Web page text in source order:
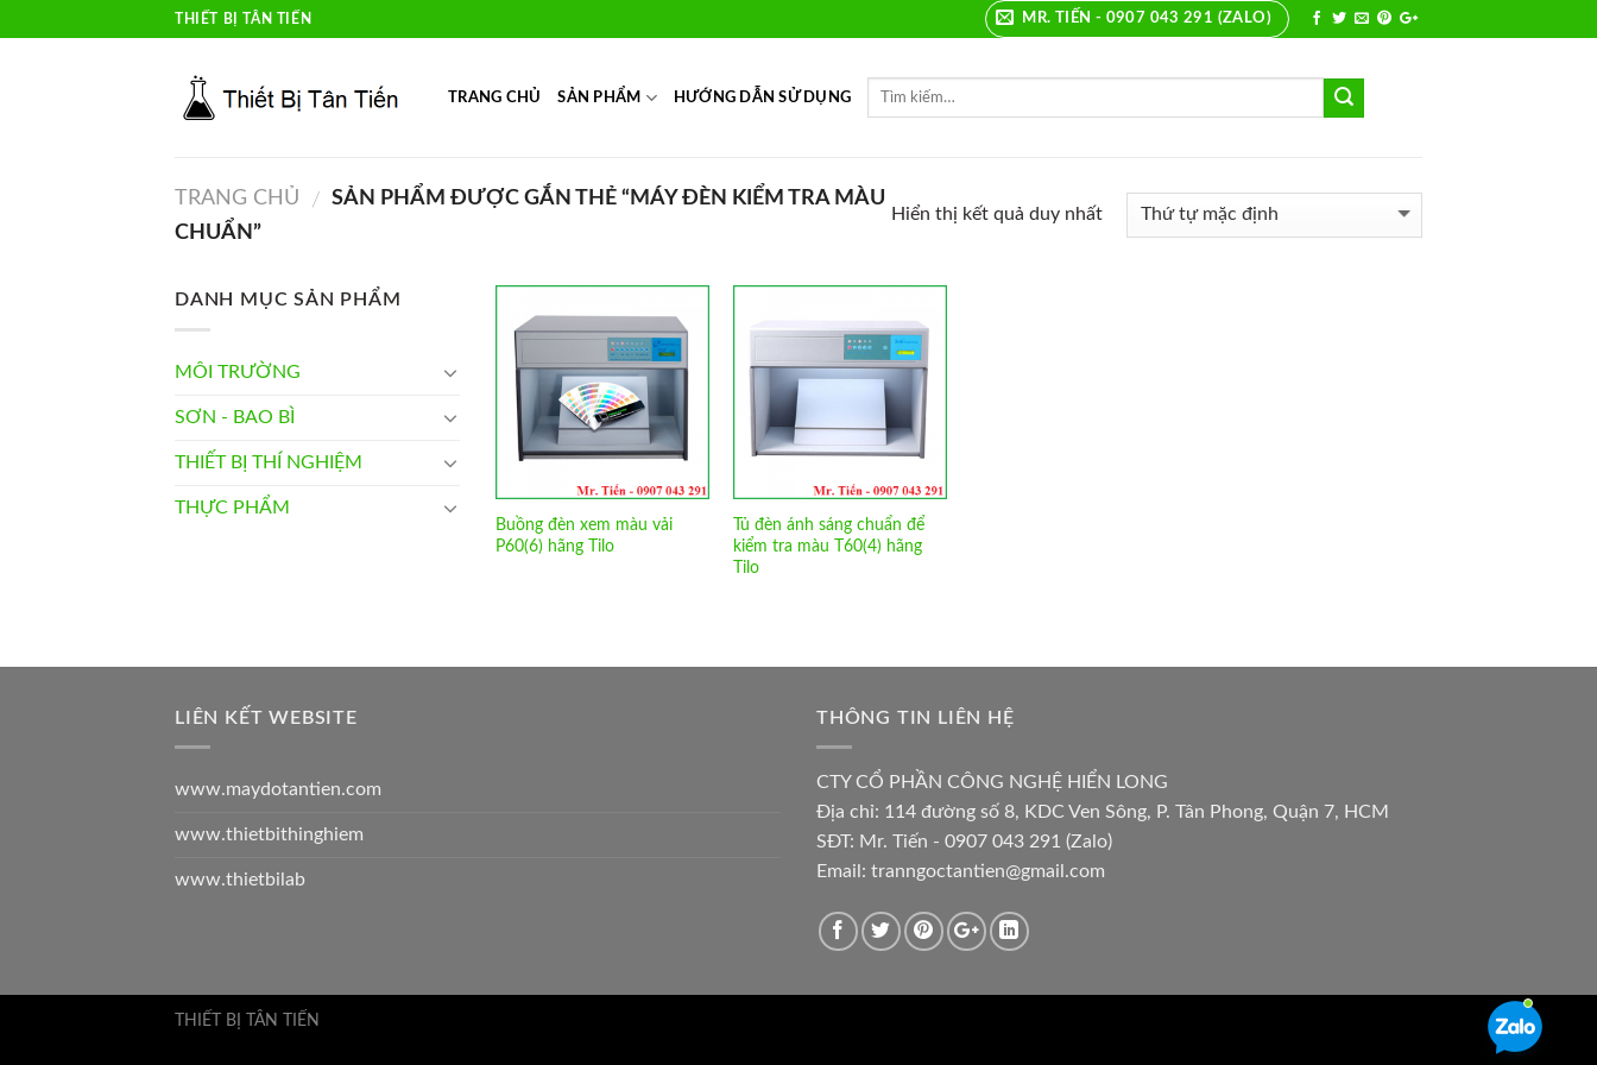
to
THIẾT BỊ TÂN TIẾN MR. TIẾN - 0907 043 291 (ZALO)
TRANG CHỦ SẢN PHẨM HƯỚNG DẪN SỬ DỤNG
TRANG CHỦ / SẢN PHẨM ĐƯỢC GẮN THẺ “MÁY ĐÈN KIỂM TRA MÀU
CHUẨN”
Hiển thị kết quả duy nhất
DANH MỤC SẢN PHẨM
MÔI TRƯỜNG
SƠN - BAO BÌ
THIẾT BỊ THÍ NGHIỆM
THỰC PHẨM
Add to
Wishlist
Buồng đèn xem màu vải
P60(6) hãng Tilo
Add to
Wishlist
Tủ đèn ánh sáng chuẩn để
kiểm tra màu T60(4) hãng
Tilo
LIÊN KẾT WEBSITE
www.maydotantien.com
www.thietbithinghiem
www.thietbilab
THÔNG TIN LIÊN HỆ
CTY CỔ PHẦN CÔNG NGHỆ HIỂN LONG
Địa chỉ: 114 đường số 8, KDC Ven Sông, P. Tân Phong, Quận 7, HCM
SĐT: Mr. Tiến - 0907 043 291 (Zalo)
Email: tranngoctantien@gmail.com
THIẾT BỊ TÂN TIẾN